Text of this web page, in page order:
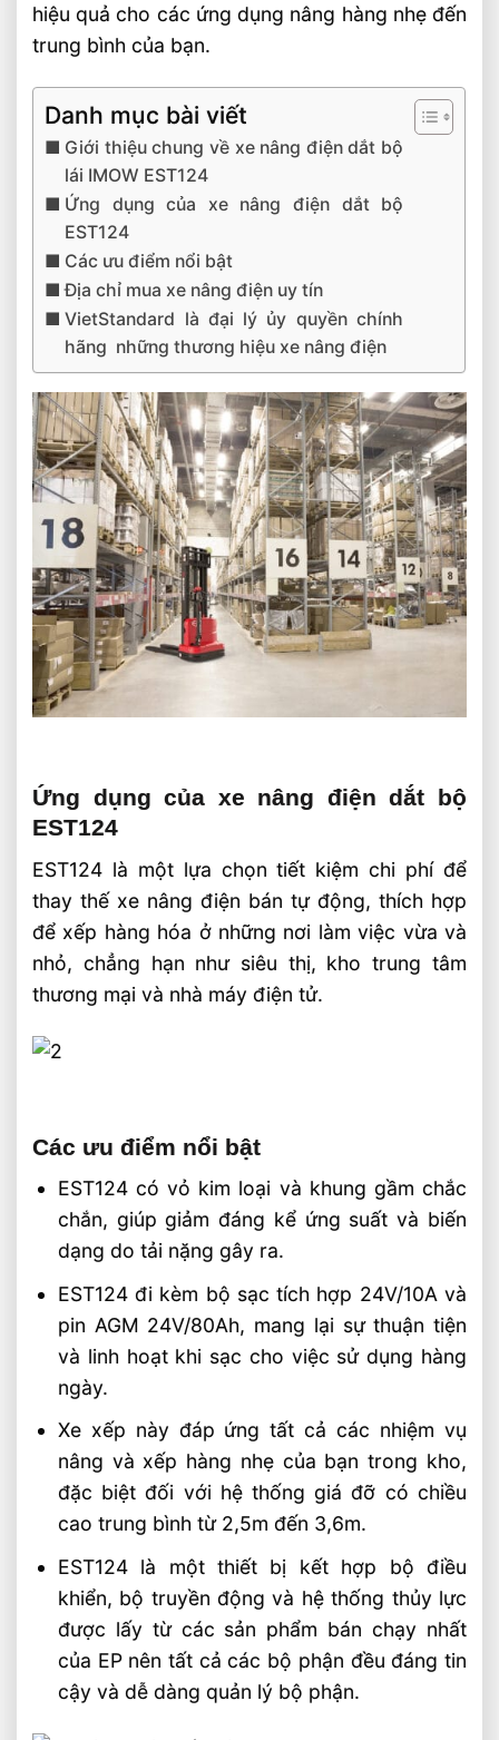
hiệu quả cho các ứng dụng nâng hàng nhẹ đến
trung bình của bạn.
Danh mục bài viết
Giới thiệu chung về xe nâng điện dắt bộ
lái IMOW EST124
Ứng dụng của xe nâng điện dắt bộ
EST124
Các ưu điểm nổi bật
Địa chỉ mua xe nâng điện uy tín
VietStandard là đại lý ủy quyền chính
hãng những thương hiệu xe nâng điện
Ứng dụng của xe nâng điện dắt bộ
EST124
EST124 là một lựa chọn tiết kiệm chi phí để
thay thế xe nâng điện bán tự động, thích hợp
để xếp hàng hóa ở những nơi làm việc vừa và
nhỏ, chẳng hạn như siêu thị, kho trung tâm
thương mại và nhà máy điện tử.
Các ưu điểm nổi bật
EST124 có vỏ kim loại và khung gầm chắc
chắn, giúp giảm đáng kể ứng suất và biến
dạng do tải nặng gây ra.
EST124 đi kèm bộ sạc tích hợp 24V/10A và
pin AGM 24V/80Ah, mang lại sự thuận tiện
và linh hoạt khi sạc cho việc sử dụng hàng
ngày.
Xe xếp này đáp ứng tất cả các nhiệm vụ
nâng và xếp hàng nhẹ của bạn trong kho,
đặc biệt đối với hệ thống giá đỡ có chiều
cao trung bình từ 2,5m đến 3,6m.
EST124 là một thiết bị kết hợp bộ điều
khiển, bộ truyền động và hệ thống thủy lực
được lấy từ các sản phẩm bán chạy nhất
của EP nên tất cả các bộ phận đều đáng tin
cậy và dễ dàng quản lý bộ phận.